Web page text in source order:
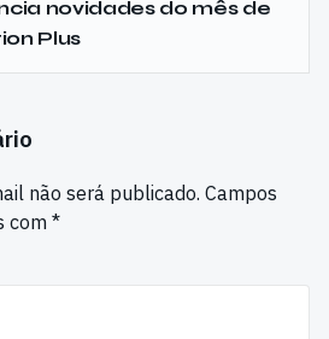
novidades do mês de
Plus
não será publicado. Campos
com *